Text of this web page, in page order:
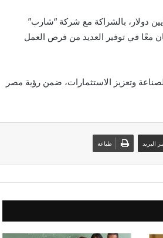
المصنع الجديد 107 آلاف متر مربع، باستثمارات تبلغ 108 ملايين دولار، بالشراكة مع شركة “شارب”
ويسهم المشروعان معًا في توفير العديد من فرص العمل
وتعزيز الاستثمارات، ضمن رؤية مصر
البريد طباعة